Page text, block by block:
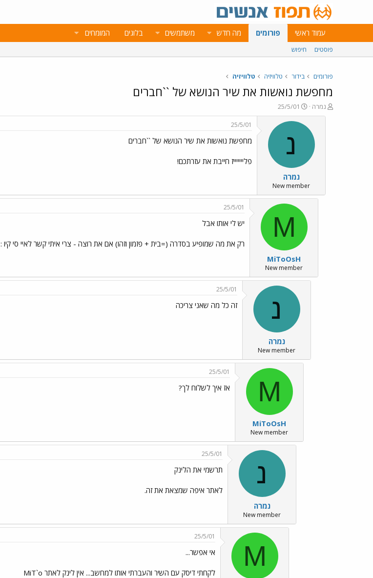
עמוד ראשי פורומים מה חדש משתמשים בלוגים המומחים
פוסטים חיפוש
פורומים בידור טלוויזיה טלוויזיה
מחפשת נואשות את שיר הנושא של ``חברים
פ
ו
נמרה
פ
ו
ר
א
ר
י
ך
25/5/01
נ
נמרה
New member
25/5/01
מחפשת נואשות את שיר הנושא של ``חברים
פליייייייז חייבת את עזרתכם!
M
MiToOsH
New member
25/5/01
יש לי אותו אבל
רק את מה שמופיע בסדרה (=בית + פזמון וזהו) אם את רוצה - צרי איתי קשר לאיי סי קיו : 86397781 או באי מייל (תלחצי על השם שלי וזה יכוון אותך) MiT`o
נ
נמרה
New member
25/5/01
זה כל מה שאני צריכה
M
MiToOsH
New member
25/5/01
אז איך לשלוח לך?
נ
נמרה
New member
25/5/01
תרשמי את הלינק
לאתר איפה שמצאת את זה.
M
25/5/01
אי אפשר...
לקחתי דיסק עם השיר והעברתי אותו למחשב... אין לינק לאתר MiT`o